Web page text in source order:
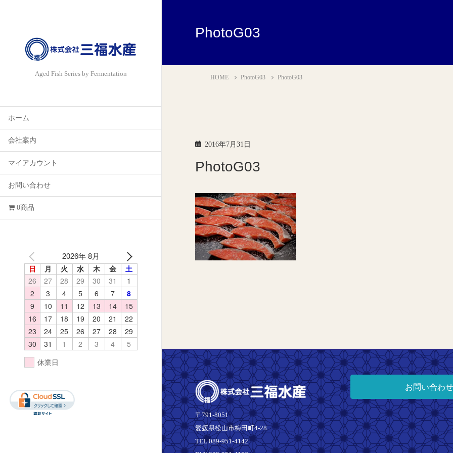
Aged Fish Series by Fermentation
ホーム
会社案内
マイアカウント
お問い合わせ
0商品
2026年 8月
日 月 火 水 木 金 土
26 27 28 29 30 31
1
2
3 4 5 6 7
8
9
10 11 12 13 14
15
16
17 18 19 20 21
22
23
24 25 26 27 28
29
30
31 1 2 3 4 5
休業日
PhotoG03
HOME PhotoG03 PhotoG03
2016年7月31日
PhotoG03
〒791-8051
愛媛県松山市梅田町4-28
TEL 089-951-4142
お問い合わせ